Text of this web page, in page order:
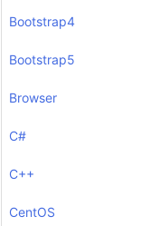
Bootstrap4
Bootstrap5
Browser
C#
C++
CentOS